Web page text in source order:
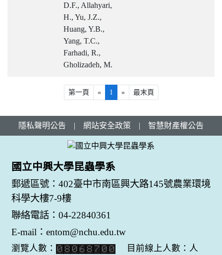
D.F., Allahyari,
H., Yu, J.Z.,
Huang, Y.B.,
Yang, T.C.,
Farhadi, R.,
Gholizadeh, M.
第一頁 « 1 » 最末頁
隱私聲明公告 | 網站安全政策 | 智慧財產權公告
國立中興大學昆蟲學系
郵遞區號：402臺中市南區興大路145號農業環境
科學大樓7-9樓
聯絡電話：04-22840361
E-mail：entom@nchu.edu.tw
瀏覽人數： 目前線上人數：人